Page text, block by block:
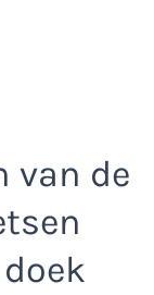
van de